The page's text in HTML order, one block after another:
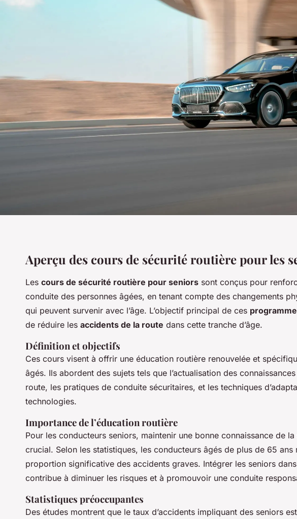
Aperçu des cours de sécurité routière pour les
Les cours de sécurité routière pour seniors sont conçus pour
conduite des personnes âgées, en tenant compte des changements
qui peuvent survenir avec l’âge. L’objectif principal de ces
de réduire les accidents de la route dans cette tranche d’âge.
Définition et objectifs
Ces cours visent à offrir une éducation routière renouvelée et
âgés. Ils abordent des sujets tels que l’actualisation des
route, les pratiques de conduite sécuritaires, et les techniques
technologies.
Importance de l’éducation routière
Pour les conducteurs seniors, maintenir une bonne connaissance de
crucial. Selon les statistiques, les conducteurs âgés de plus de 65 ans
proportion significative des accidents graves. Intégrer les seniors
contribue à diminuer les risques et à promouvoir une conduite
Statistiques préoccupantes
Des études montrent que le taux d’accidents impliquant des seniors